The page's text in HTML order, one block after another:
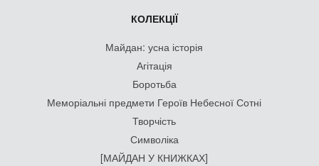
КОЛЕКЦІЇ
Майдан: усна історія
Агітація
Боротьба
Меморіальні предмети Героїв Небесної Сотні
Творчість
Символіка
[МАЙДАН У КНИЖКАХ]